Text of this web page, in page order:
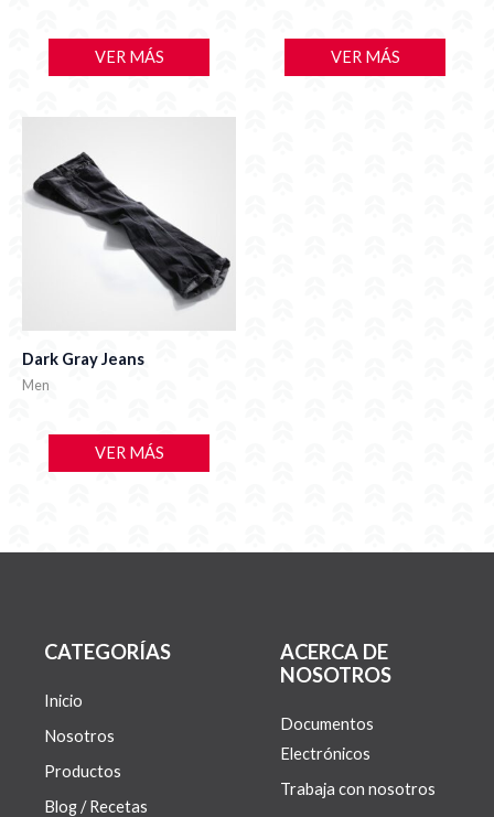
VER MÁS VER MÁS
Dark Gray Jeans
Men
VER MÁS
CATEGORÍAS
Inicio
Nosotros
Productos
Blog / Recetas
ACERCA DE
NOSOTROS
Documentos
Electrónicos
Trabaja con nosotros